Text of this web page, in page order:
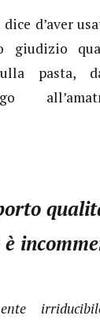
d’aver
giudizio
pasta,